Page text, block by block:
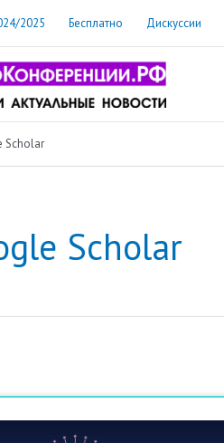
2025 Бесплатно Дискуссии
Scholar
Scholar